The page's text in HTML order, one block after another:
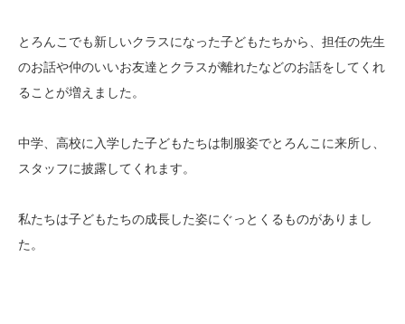
とろんこでも新しいクラスになった子どもたちから、担任の先生
のお話や仲のいいお友達とクラスが離れたなどのお話をしてくれ
ることが増えました。
中学、高校に入学した子どもたちは制服姿でとろんこに来所し、
スタッフに披露してくれます。
私たちは子どもたちの成長した姿にぐっとくるものがありまし
た。